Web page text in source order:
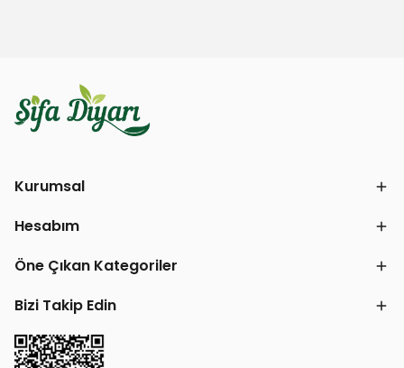
Kurumsal
Hesabım
Öne Çıkan Kategoriler
Bizi Takip Edin